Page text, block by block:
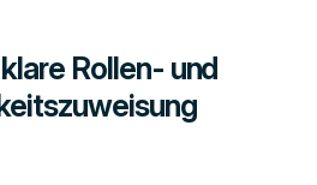
Rollen- und